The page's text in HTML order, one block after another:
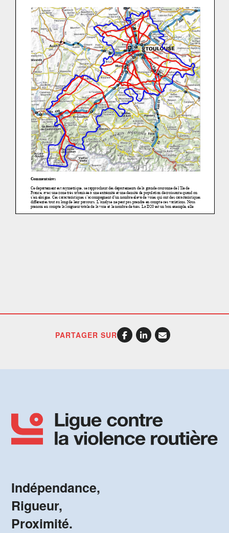
PARTAGER SUR
Indépendance,
Rigueur,
Proximité.